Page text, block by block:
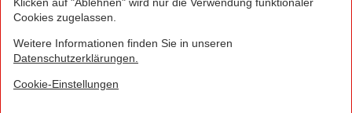
NORMA News
Imagebroschüre